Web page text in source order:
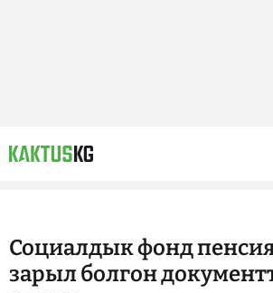
Социалдык фонд
зарыл болгон